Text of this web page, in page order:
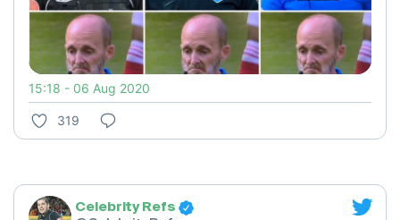
15:18 - 06 Aug 2020
319
Celebrity Refs